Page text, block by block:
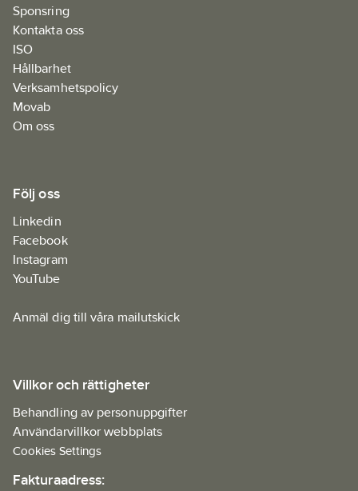
Sponsring
Kontakta oss
ISO
Hållbarhet
Verksamhetspolicy
Movab
Om oss
Följ oss
Linkedin
Facebook
Instagram
YouTube
Anmäl dig till våra mailutskick
Villkor och rättigheter
Behandling av personuppgifter
Användarvillkor webbplats
Cookies Settings
Fakturaadress: